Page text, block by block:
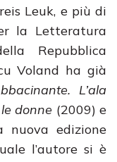
Leuk, e più di
la Letteratura
Repubblica
Voland ha già
L’ala
donne (2009) e
edizione
l’autore si è